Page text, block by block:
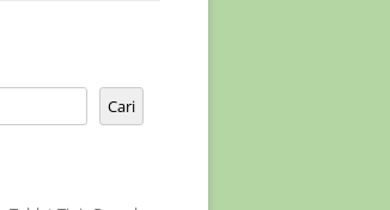
Cari